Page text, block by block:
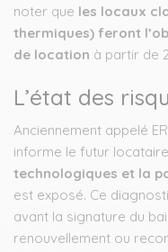
noter que les locaux
thermiques) feront
de location à partir de
L’état des
Anciennement appelé
informe le futur
technologiques et la
est exposé. Ce
avant la signature du
renouvellement ou